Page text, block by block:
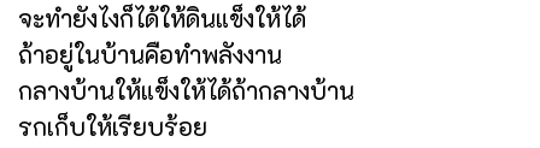
จะทำยังไงก็ได้ให้ดินแข็งให้ได้
ถ้าอยู่ในบ้านคือทำพลังงาน
กลางบ้านให้แข็งให้ได้ถ้ากลางบ้าน
รกเก็บให้เรียบร้อย